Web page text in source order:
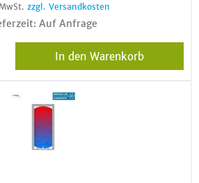
zzgl. Versandkosten
Auf Anfrage
In den Warenkorb